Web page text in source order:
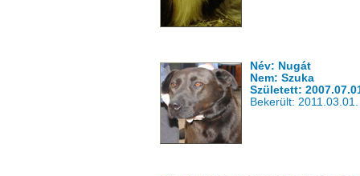
Név: Nugát
Nem: Szuka
Született:
Bekerült: 2011.03.01.